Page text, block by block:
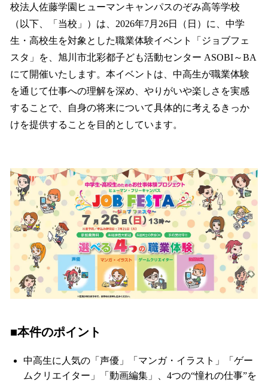
み
込
み
中
で
す
校法人佐藤学園ヒューマンキャンパスのぞみ高等学校
（以下、「当校」）は、2026年7月26日（日）に、中学
生・高校生を対象とした職業体験イベント「ジョブフェ
スタ」を、旭川市北彩都子ども活動センター ASOBI～BA
にて開催いたします。本イベントは、中高生が職業体験
を通じて仕事への理解を深め、やりがいや楽しさを実感
することで、自身の将来について具体的に考えるきっか
けを提供することを目的としています。
■本件のポイント
中高生に人気の「声優」「マンガ・イラスト」「ゲー
ムクリエイター」「動画編集」、4つの“憧れの仕事”を